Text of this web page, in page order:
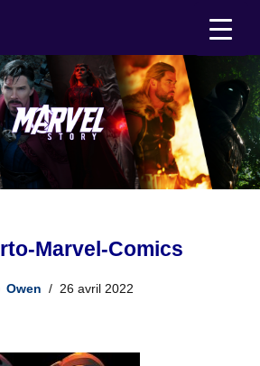
Marvel-Comics
Owen 26 avril 2022